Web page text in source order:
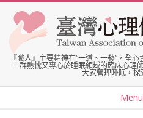
content
臺
灣
『職人』主要精神在“一道、一藝”，全
一群熱忱又專心於睡眠領域的臨床心理
大家管理睡眠，探
Menu